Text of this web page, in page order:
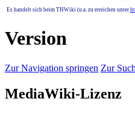
Es handelt sich beim THWiki (u.a. zu erreichen unter
Version
Zur Navigation springen Zur
MediaWiki-Lizenz